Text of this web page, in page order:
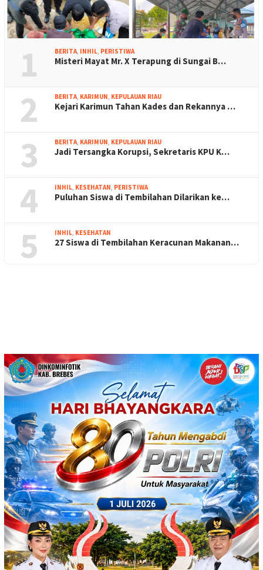
1 BERITA, INHIL, PERISTIWA
Misteri Mayat Mr. X Terapung di Sungai B…
2 BERITA, KARIMUN, KEPULAUAN RIAU
Kejari Karimun Tahan Kades dan Rekannya …
3 BERITA, KARIMUN, KEPULAUAN RIAU
Jadi Tersangka Korupsi, Sekretaris KPU K…
4 INHIL, KESEHATAN, PERISTIWA
Puluhan Siswa di Tembilahan Dilarikan ke…
5 INHIL, KESEHATAN
27 Siswa di Tembilahan Keracunan Makanan…